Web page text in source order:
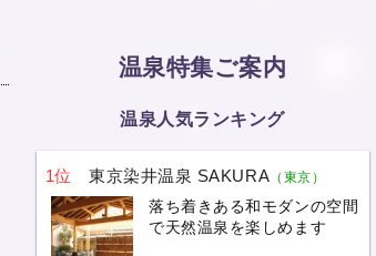
温泉特集ご案内
温泉人気ランキング
1位 東京染井温泉 SAKURA （東京）
落ち着きある和モダンの空間
で天然温泉を楽しめます